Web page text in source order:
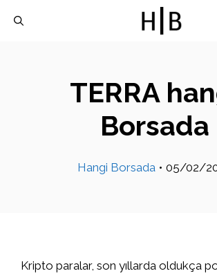
TERRA
Borsada
Hangi Borsada • 05/02/
Kripto paralar, son yıllarda oldukça